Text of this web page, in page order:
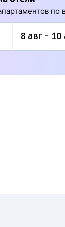
по